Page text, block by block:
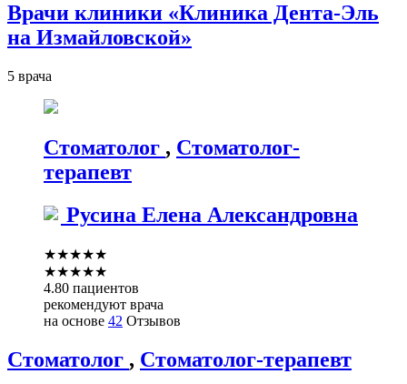
Врачи клиники «Клиника Дента-Эль
на Измайловской»
5 врача
Стоматолог , Стоматолог-
терапевт
Русина Елена Александровна
★★★★★
★★★★★
4.80 пациентов
рекомендуют врача
на основе 42 Отзывов
Стоматолог , Стоматолог-терапевт